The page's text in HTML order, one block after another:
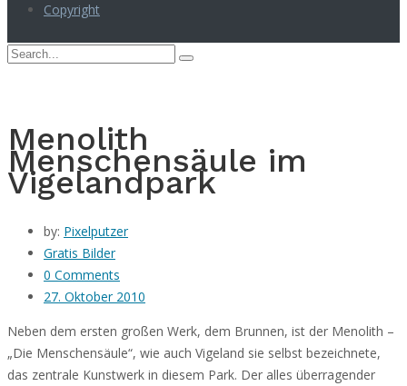
Copyright
Menolith
Menschensäule im
Vigelandpark
by: Pixelputzer
Gratis Bilder
0 Comments
27. Oktober 2010
Neben dem ersten großen Werk, dem Brunnen, ist der Menolith –
„Die Menschensäule“, wie auch Vigeland sie selbst bezeichnete,
das zentrale Kunstwerk in diesem Park. Der alles überragender